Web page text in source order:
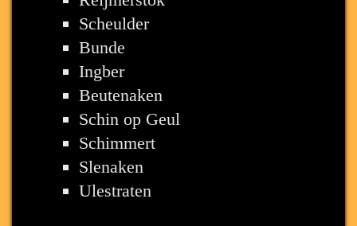
Scheulder
Bunde
Ingber
Beutenaken
Schin op Geul
Schimmert
Slenaken
Ulestraten